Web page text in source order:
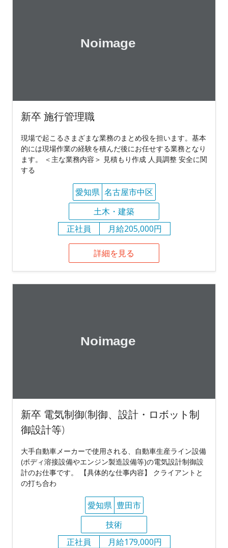
新卒 施行管理職
現場で起こるさまざまな業務のまとめ役を担います。基本
的には現場作業の経験を積んだ後にお任せする業務となり
ます。 ＜主な業務内容＞ 見積もり作成 人員調整 安全に関
する
愛知県 名古屋市中区
土木・建築
正社員
月給205,000円
詳細を見る
新卒 電気制御(制御、設計・ロボット制
御設計等)
大手自動車メーカーで使用される、自動車生産ライン設備
(ボディ溶接設備やエンジン製造設備等)の電気設計制御設
計のお仕事です。 【具体的な仕事内容】 クライアントと
の打ち合わ
愛知県 豊田市
技術
正社員
月給179,000円